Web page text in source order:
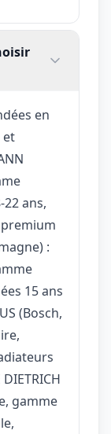
en
et
ans,
:
15 ans
(Bosch,
gamme